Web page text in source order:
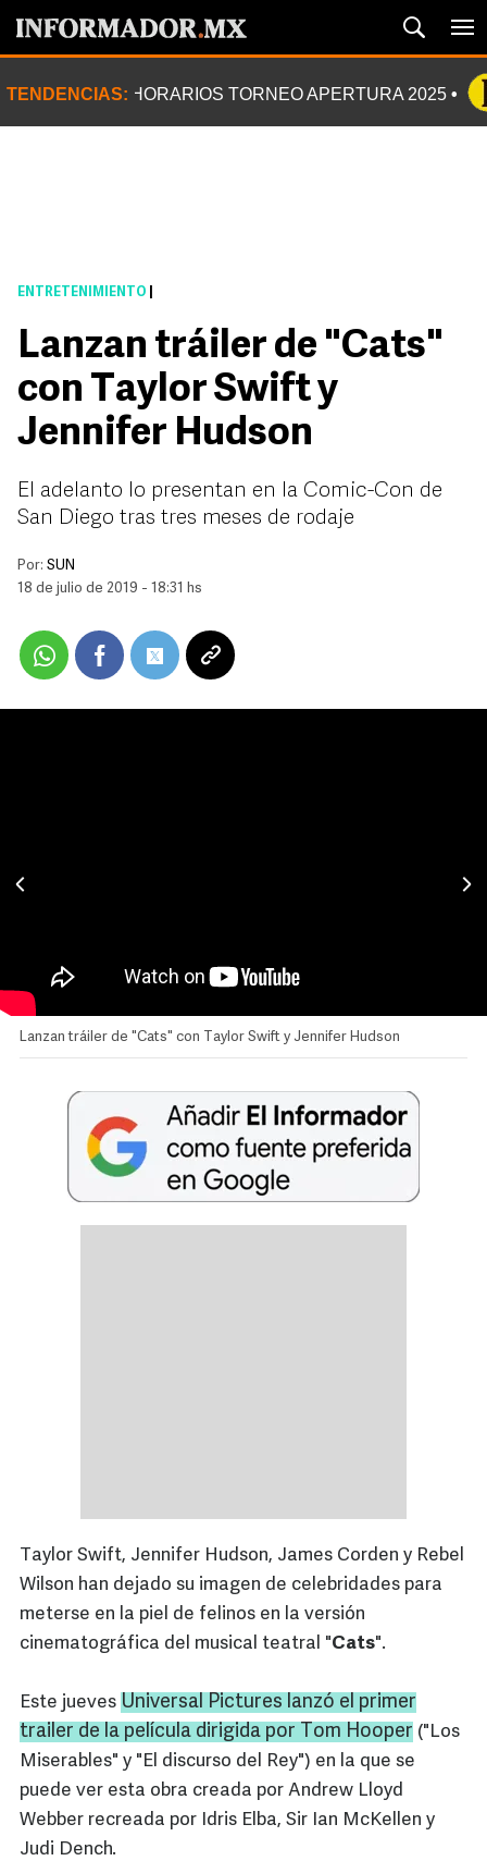
TENDENCIAS: HORARIOS TORNEO APERTURA 2025
ENTRETENIMIENTO
Lanzan tráiler de "Cats"
con Taylor Swift y
Jennifer Hudson
El adelanto lo presentan en la Comic-Con de
San Diego tras tres meses de rodaje
Por: SUN
18 de julio de 2019 - 18:31 hs
Lanzan tráiler de "Cats" con Taylor Swift y Jennifer Hudson
Taylor Swift, Jennifer Hudson, James Corden y Rebel
Wilson han dejado su imagen de celebridades para
meterse en la piel de felinos en la versión
cinematográfica del musical teatral "Cats".
Este jueves Universal Pictures lanzó el primer
trailer de la película dirigida por Tom Hooper ("Los
Miserables" y "El discurso del Rey") en la que se
puede ver esta obra creada por Andrew Lloyd
Webber recreada por Idris Elba, Sir Ian McKellen y
Judi Dench.